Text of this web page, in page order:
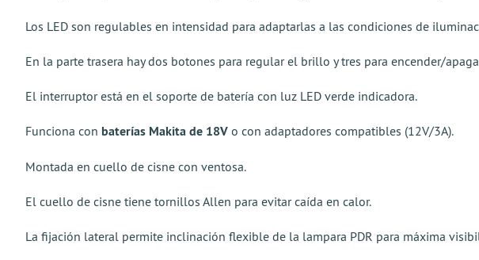
Los LED son regulables en intensidad para adaptarlas a las condiciones de
En la parte trasera hay dos botones para regular el brillo y tres para encender/
El interruptor está en el soporte de batería con luz LED verde indicadora.
Funciona con baterías Makita de 18V o con adaptadores compatibles (12V/3A).
Montada en cuello de cisne con ventosa.
El cuello de cisne tiene tornillos Allen para evitar caída en calor.
La fijación lateral permite inclinación flexible de la lampara PDR para máxima